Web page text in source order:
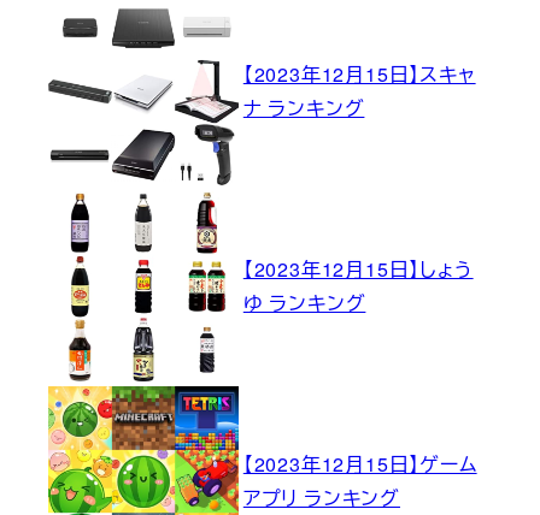
【2023年12月15日】スキャ
ナ ランキング
【2023年12月15日】しょう
ゆ ランキング
【2023年12月15日】ゲーム
アプリ ランキング